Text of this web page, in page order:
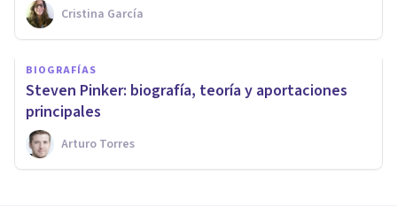
Cristina García
BIOGRAFÍAS
Steven Pinker: biografía, teoría y aportaciones
principales
Arturo Torres